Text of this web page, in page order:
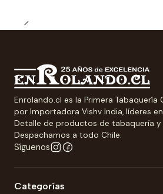
Enrolando.cl es la Primera Tabaquería
por Importadora Vishv India, líderes
Detalle de productos de tabaquería y
Despachamos a todo Chile.
Síguenos
Categorías